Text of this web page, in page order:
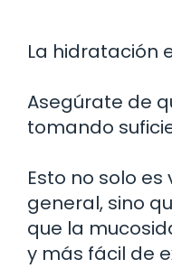
La hidratación
Asegúrate de
tomando
Esto no solo
general, sino
que la
y más fácil de